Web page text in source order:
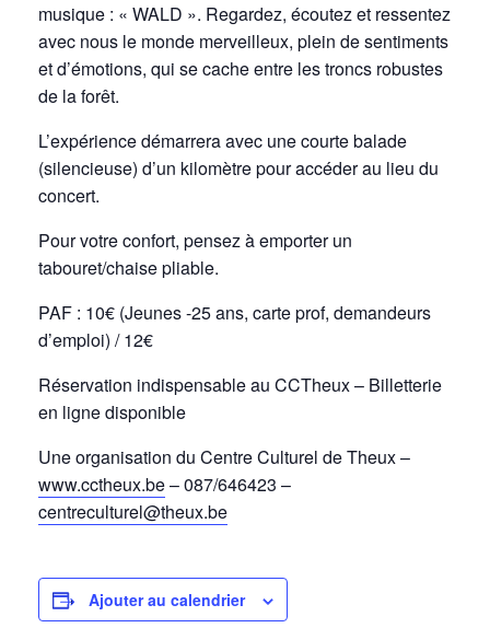
musique : « WALD ». Regardez, écoutez et ressentez
avec nous le monde merveilleux, plein de sentiments
et d’émotions, qui se cache entre les troncs robustes
de la forêt.
L’expérience démarrera avec une courte balade
(silencieuse) d’un kilomètre pour accéder au lieu du
concert.
Pour votre confort, pensez à emporter un
tabouret/chaise pliable.
PAF : 10€ (Jeunes -25 ans, carte prof, demandeurs
d’emploi) / 12€
Réservation indispensable au CCTheux – Billetterie
en ligne disponible
Une organisation du Centre Culturel de Theux –
www.cctheux.be– 087/646423 –
centreculturel@theux.be
Ajouter au calendrier